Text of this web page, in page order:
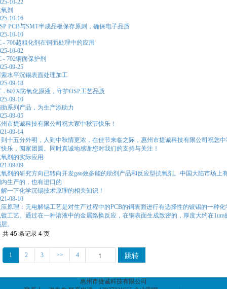
10-22
剂
10-16
PCB与SMT半成品板保存原则，确保电子品质
10-10
- 706超粗化剂在铜面处理中的应用
10-02
- 702铜面保护剂
09-25
水平沉锡表面处理加工
09-18
- 602X防氧化原液，守护OSP工艺品质
09-10
系列产品，为生产添助力
09-05
市捷诚科技有限公司祝大家中秋节快乐！
09-14
十五分外明，人到中秋情更浓，在佳节来临之际，惠州市捷诚科技有限公司祝您中
乐，阖家团圆。同时真诚地感谢您对我们的支持与关注！
剂的实际应用
09-09
剂的研究方向已转向开发gao效多能的助剂产品和反应型抗氧剂。中国大陆市场上
生产的，也有进口的
一下化学沉锡技术原理的相关知识！
08-10
原理：无电解锡工艺是对生产过程中的PCB的铜表面进行有选择性的镀锡的一种化
工艺。通过在一种溶液中的金属臵换反应，在铜表面生成致密的，厚度大约在1um
。
共 45 条记录 4 页
1 2 3 >> 4 跳转
惠州市捷诚科技有限公司